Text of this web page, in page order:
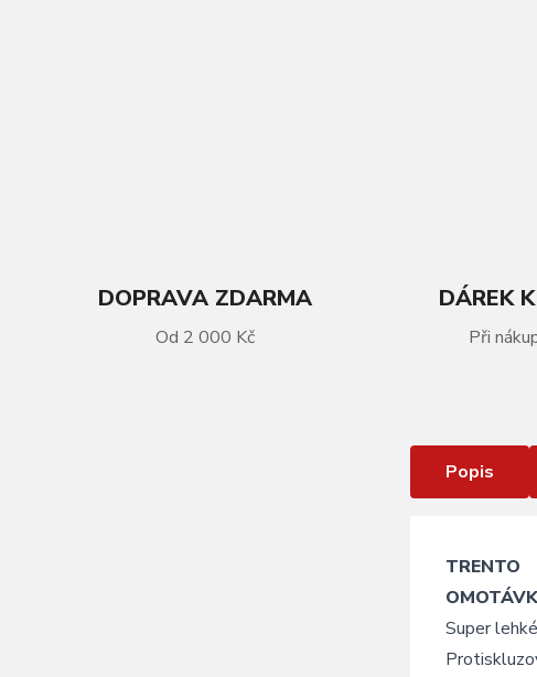
DOPRAVA ZDARMA
Od 2 000 Kč
DÁREK
Při
VÍCE INFORMACÍ
Popis
TRENTO
Super